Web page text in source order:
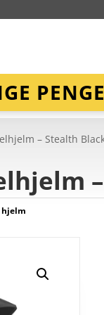
– Stealth
hjelm